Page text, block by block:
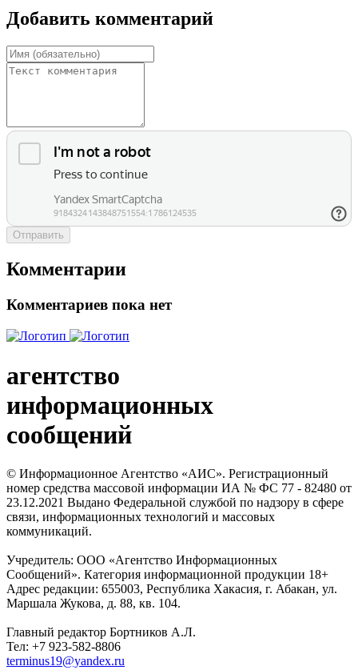
Добавить комментарий
Отправить
Комментарии
Комментариев пока нет
агентство
информационных
сообщений
© Информационное Агентство «АИС». Регистрационный
номер средства массовой информации ИА № ФС 77 - 82480 от
23.12.2021 Выдано Федеральной службой по надзору в сфере
связи, информационных технологий и массовых
коммуникаций.
Учредитель: ООО «Агентство Информационных
Сообщений». Категория информационной продукции 18+
Адрес редакции: 655003, Республика Хакасия, г. Абакан, ул.
Маршала Жукова, д. 88, кв. 104.
Главный редактор Бортников А.Л.
Тел: +7 923-582-8806
terminus19@yandex.ru